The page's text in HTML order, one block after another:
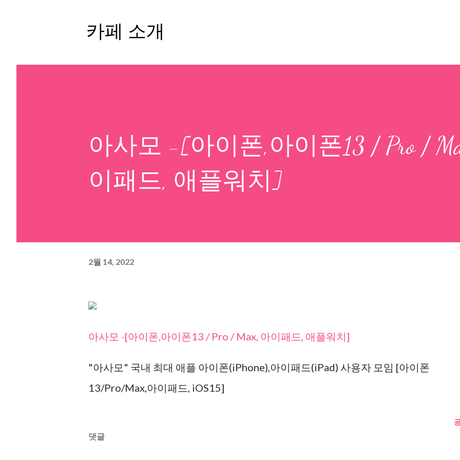
카페 소개
아사모 -[아이폰,아이폰13 / Pro /
이패드, 애플워치]
2월 14, 2022
아사모 -[아이폰,아이폰13 / Pro / Max, 아이패드, 애플워치]
"아사모" 국내 최대 애플 아이폰(iPhone),아이패드(iPad) 사용자 모임 [아이폰
13/Pro/Max,아이패드, iOS15]
댓글